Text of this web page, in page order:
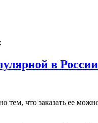
в
что заказать ее